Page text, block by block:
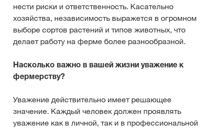
нести риски и ответственность. Касательно
хозяйства, независимость выражется в огромном
выборе сортов растений и типов животных, что
делает работу на ферме более разнообразной.
Насколько важно в вашей жизни уважение к
фермерству?
Уважение действительно имеет решающее
значение. Каждый человек должен проявлять
уважение как в личной, так и в профессиональной